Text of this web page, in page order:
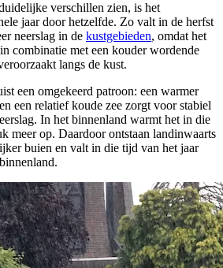
verschillen zien, is het
jaar door hetzelfde. Zo valt in de herfst
neerslag in de kustgebieden, omdat het
combinatie met een kouder wordende
langs de kust.
een omgekeerd patroon: een warmer
een relatief koude zee zorgt voor stabiel
In het binnenland warmt het in die
meer op. Daardoor ontstaan landinwaarts
buien en valt in die tijd van het jaar